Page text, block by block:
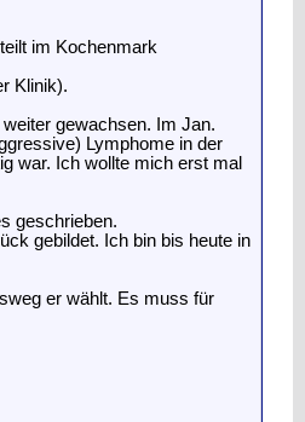
im Kochenmark
Klinik).
gewachsen. Im Jan.
Lymphome in der
war. Ich wollte mich erst mal
geschrieben.
gebildet. Ich bin bis heute in
er wählt. Es muss für